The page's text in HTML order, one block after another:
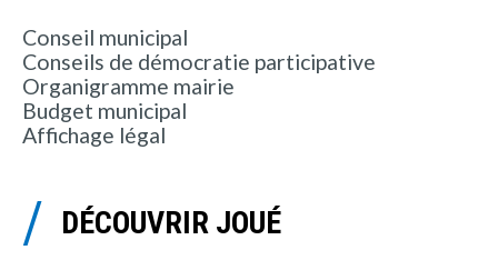
Conseil municipal
Conseils de démocratie participative
Organigramme mairie
Budget municipal
Affichage légal
DÉCOUVRIR JOUÉ